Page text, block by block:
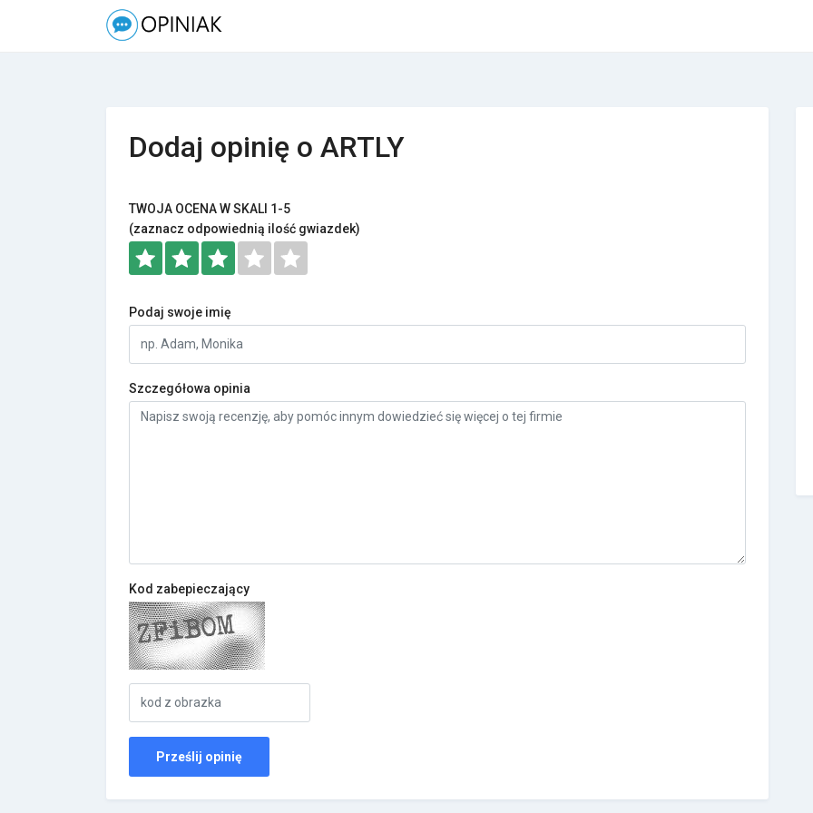
Dodaj opinię o ARTLY
TWOJA OCENA W SKALI 1-5
(zaznacz odpowiednią ilość gwiazdek)
Podaj swoje imię
Szczegółowa opinia
Kod zabepieczający